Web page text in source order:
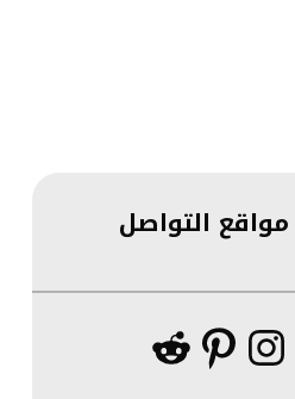
مواقع التواصل
إنستجرام
بينتريست
ريديت